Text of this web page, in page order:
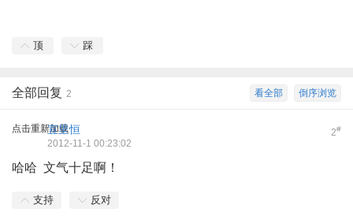
顶 踩
倒序浏览
看全部
全部回复 2
点击重新加载 2#
宜里恒
2012-11-1 00:23:02
哈哈 文气十足啊！
支持 反对